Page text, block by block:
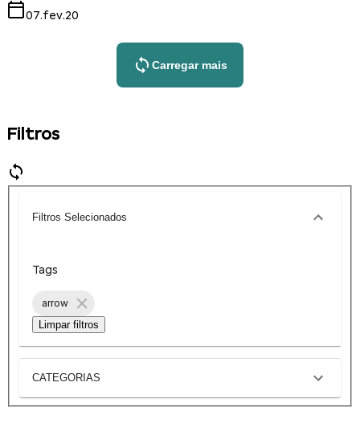
07.fev.20
Carregar mais
Filtros
Filtros Selecionados
Tags
arrow
Limpar filtros
CATEGORIAS